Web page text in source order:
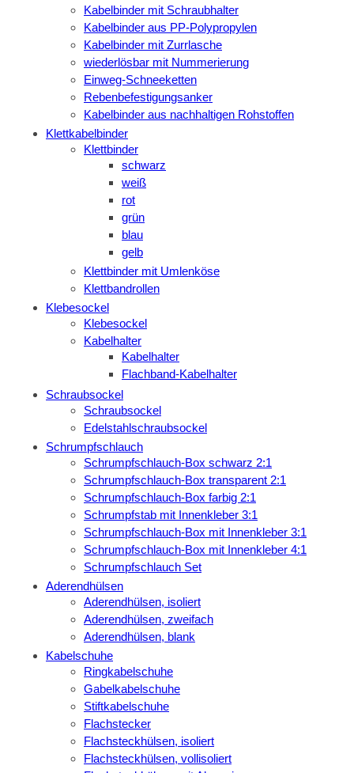
Kabelbinder mit Schraubhalter
Kabelbinder aus PP-Polypropylen
Kabelbinder mit Zurrlasche
wiederlösbar mit Nummerierung
Einweg-Schneeketten
Rebenbefestigungsanker
Kabelbinder aus nachhaltigen Rohstoffen
Klettkabelbinder
Klettbinder
schwarz
weiß
rot
grün
blau
gelb
Klettbinder mit Umlenköse
Klettbandrollen
Klebesockel
Klebesockel
Kabelhalter
Kabelhalter
Flachband-Kabelhalter
Schraubsockel
Schraubsockel
Edelstahlschraubsockel
Schrumpfschlauch
Schrumpfschlauch-Box schwarz 2:1
Schrumpfschlauch-Box transparent 2:1
Schrumpfschlauch-Box farbig 2:1
Schrumpfstab mit Innenkleber 3:1
Schrumpfschlauch-Box mit Innenkleber 3:1
Schrumpfschlauch-Box mit Innenkleber 4:1
Schrumpfschlauch Set
Aderendhülsen
Aderendhülsen, isoliert
Aderendhülsen, zweifach
Aderendhülsen, blank
Kabelschuhe
Ringkabelschuhe
Gabelkabelschuhe
Stiftkabelschuhe
Flachstecker
Flachsteckhülsen, isoliert
Flachsteckhülsen, vollisoliert